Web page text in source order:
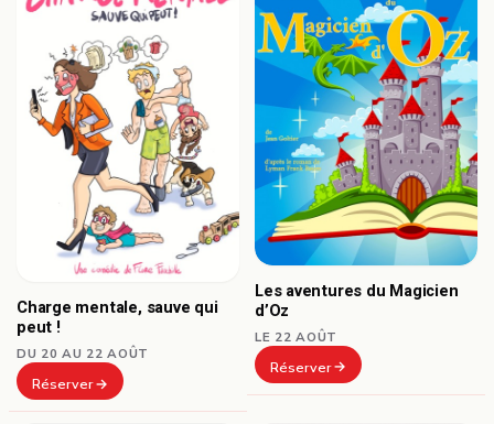
Charge mentale, sauve qui
peut !
DU 20 AU 22 AOÛT
Réserver
Les aventures du Magicien
d’Oz
LE 22 AOÛT
Réserver